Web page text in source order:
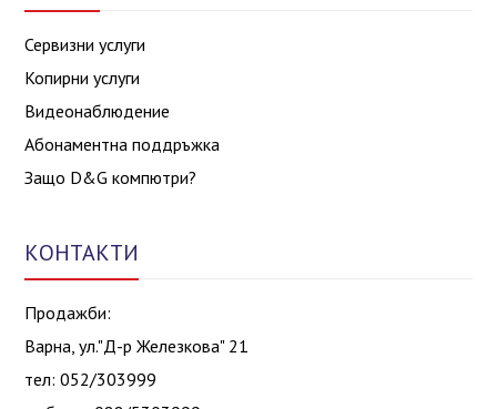
Сервизни услуги
Копирни услуги
Видеонаблюдение
Абонаментна поддръжка
Защо D&G компютри?
КОНТАКТИ
Продажби:
Варна, ул."Д-р Железкова" 21
тел: 052/303999